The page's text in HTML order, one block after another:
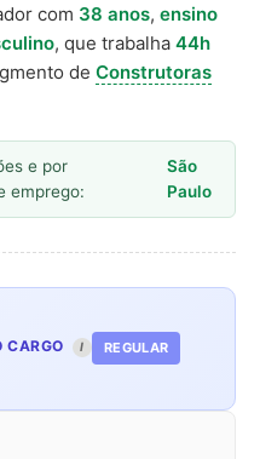
com 38 anos, ensino
, que trabalha 44h
de Construtoras
e por
emprego:
São
Paulo
CARGO I REGULAR